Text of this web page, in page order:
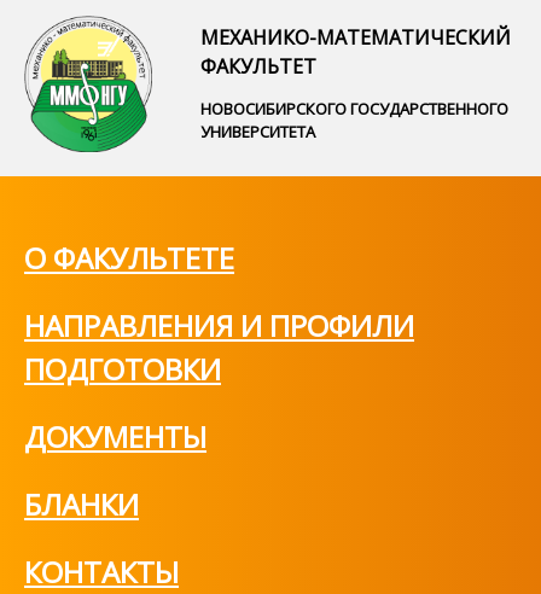
МЕХАНИКО-МАТЕМАТИЧЕСКИЙ
ФАКУЛЬТЕТ
НОВОСИБИРСКОГО ГОСУДАРСТВЕННОГО
УНИВЕРСИТЕТА
О ФАКУЛЬТЕТЕ
НАПРАВЛЕНИЯ И ПРОФИЛИ
ПОДГОТОВКИ
ДОКУМЕНТЫ
БЛАНКИ
КОНТАКТЫ